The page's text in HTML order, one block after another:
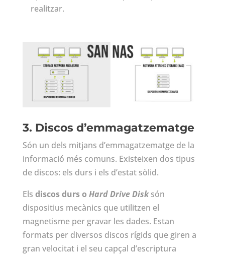
realitzar.
3. Discos d’emmagatzematge
Són un dels mitjans d’emmagatzematge de la
informació més comuns. Existeixen dos tipus
de discos: els durs i els d’estat sòlid.
Els discos durs o Hard Drive Disksón
dispositius mecànics que utilitzen el
magnetisme per gravar les dades. Estan
formats per diversos discos rígids que giren a
gran velocitat i el seu capçal d’escriptura